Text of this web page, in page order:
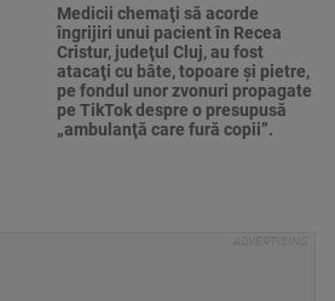
Medicii chemaţi să acorde
îngrijiri unui pacient în Recea
Cristur, judeţul Cluj, au fost
atacaţi cu bâte, topoare şi pietre,
pe fondul unor zvonuri propagate
pe TikTok despre o presupusă
„ambulanţă care fură copii”.